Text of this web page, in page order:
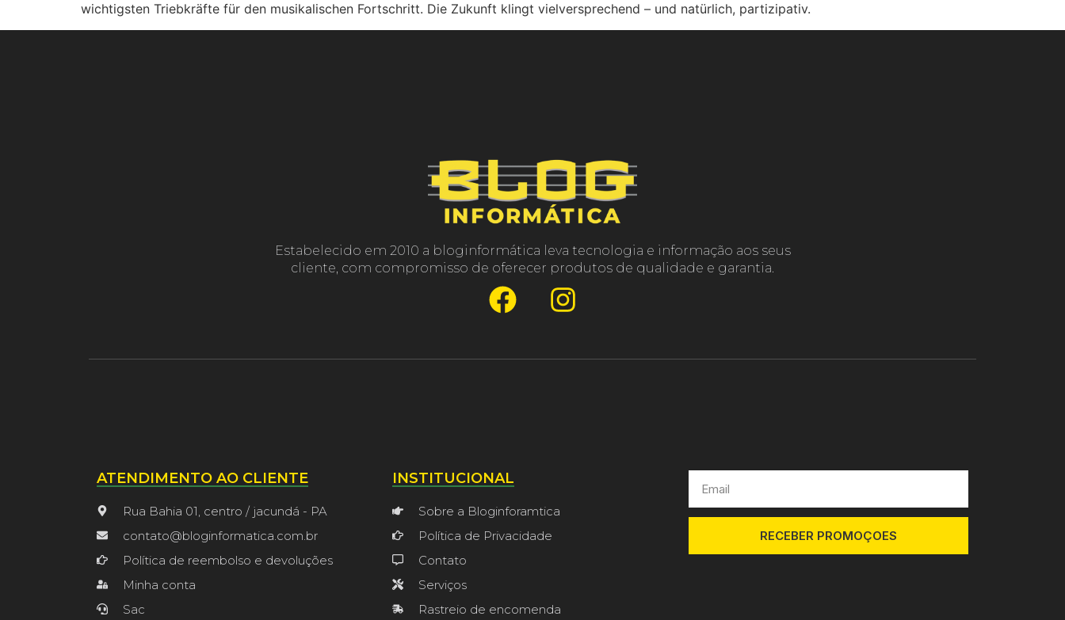
wichtigsten Triebkräfte für den musikalischen Fortschritt. Die Zukunft klingt vielversprechend – und natürlich, partizipativ.
Estabelecido em 2010 a bloginformática leva tecnologia e informação aos seus
cliente, com compromisso de oferecer produtos de qualidade e garantia.
ATENDIMENTO AO CLIENTE
Rua Bahia 01, centro / jacundá - PA
contato@bloginformatica.com.br
Política de reembolso e devoluções
Minha conta
Sac
INSTITUCIONAL
Sobre a Bloginforamtica
Política de Privacidade
Contato
Serviços
Rastreio de encomenda
RECEBER PROMOÇOES